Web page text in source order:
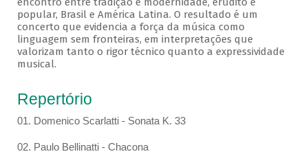
popular, Brasil e América Latina. O resultado é um
concerto que evidencia a força da música como
linguagem sem fronteiras, em interpretações que
valorizam tanto o rigor técnico quanto a expressividade
musical.
Repertório
01. Domenico Scarlatti - Sonata K. 33
02. Paulo Bellinatti - Chacona